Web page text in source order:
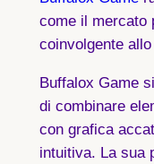
come il mercato
coinvolgente
Buffalox Game
di combinare
con grafica
intuitiva. La sua